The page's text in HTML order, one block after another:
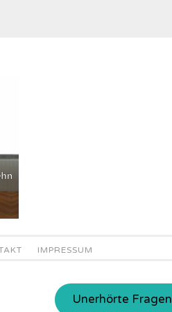
IMPRESSUM
Unerhörte Fragen